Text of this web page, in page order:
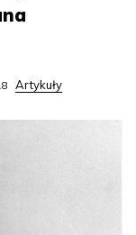
Artykuły